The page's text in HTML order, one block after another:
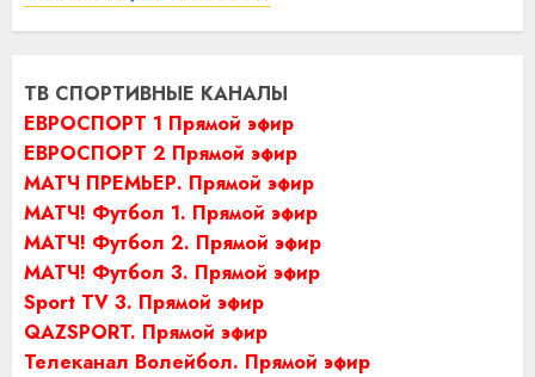
ТВ СПОРТИВНЫЕ КАНАЛЫ
ЕВРОСПОРТ 1 Прямой эфир
ЕВРОСПОРТ 2 Прямой эфир
МАТЧ ПРЕМЬЕР. Прямой эфир
МАТЧ! Футбол 1. Прямой эфир
МАТЧ! Футбол 2. Прямой эфир
МАТЧ! Футбол 3. Прямой эфир
Sport TV 3. Прямой эфир
QAZSPORT. Прямой эфир
Телеканал Волейбол. Прямой эфир